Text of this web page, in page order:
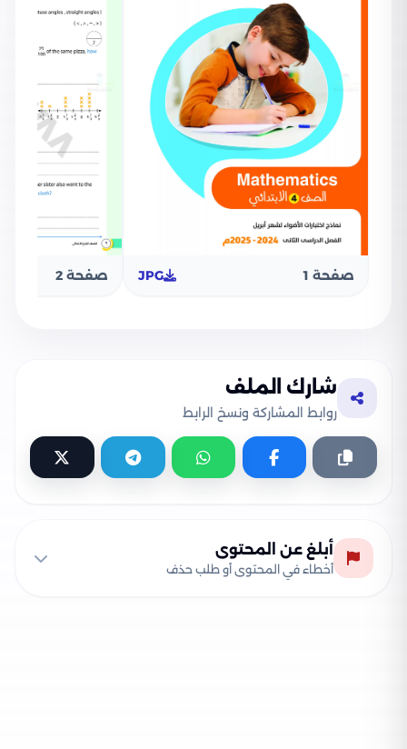
صفحة 1 JPG صفحة 2
شارك الملف
روابط المشاركة ونسخ الرابط
أبلغ عن المحتوى
أخطاء في المحتوى أو طلب حذف